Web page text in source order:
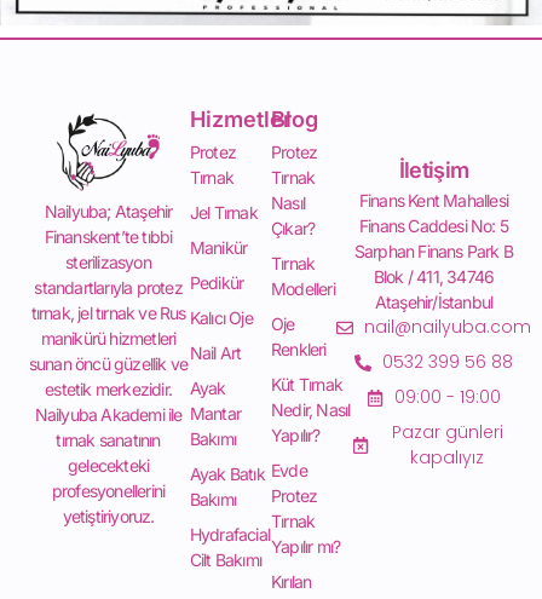
Nailyuba; Ataşehir
Finanskent’te tıbbi
sterilizasyon
standartlarıyla protez
tırnak, jel tırnak ve Rus
manikürü hizmetleri
sunan öncü güzellik ve
estetik merkezidir.
Nailyuba Akademi ile
tırnak sanatının
gelecekteki
profesyonellerini
yetiştiriyoruz.
Hizmetler
Protez
Tırnak
Jel Tırnak
Manikür
Pedikür
Kalıcı Oje
Nail Art
Ayak
Mantar
Bakımı
Ayak Batık
Bakımı
Hydrafacial
Cilt Bakımı
Blog
Protez
Tırnak
Nasıl
Çıkar?
Tırnak
Modelleri
Oje
Renkleri
Küt Tırnak
Nedir, Nasıl
Yapılır?
Evde
Protez
Tırnak
Yapılır mı?
Kırılan
İletişim
Finans Kent Mahallesi
Finans Caddesi No: 5
Sarphan Finans Park B
Blok / 411, 34746
Ataşehir/İstanbul
nail@nailyuba.com
0532 399 56 88
09:00 - 19:00
Pazar günleri
kapalıyız